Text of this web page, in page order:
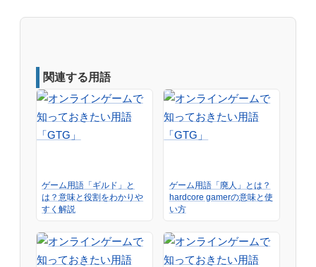
関連する用語
ゲーム用語「ギルド」と
は？意味と役割をわかりや
すく解説
ゲーム用語「廃人」とは？
hardcore gamerの意味と使
い方